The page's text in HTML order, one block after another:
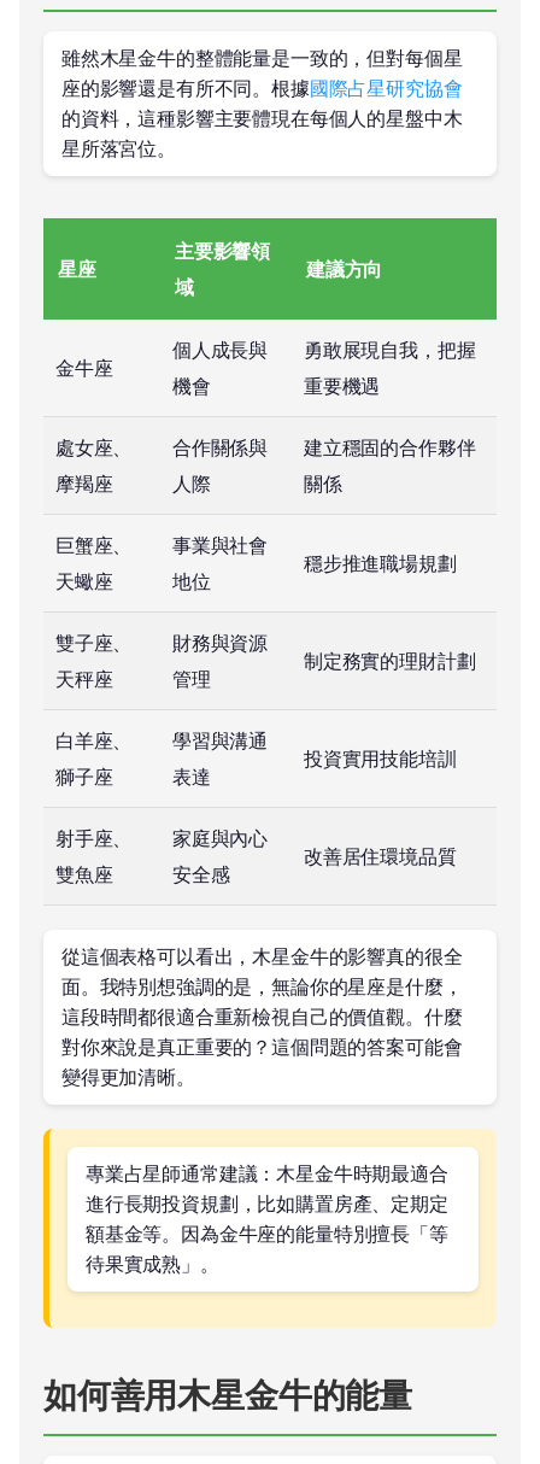
雖然木星金牛的整體能量是一致的，但對每個星
座的影響還是有所不同。根據國際占星研究協會
的資料，這種影響主要體現在每個人的星盤中木
星所落宮位。
星座
主要影響領
域
建議方向
金牛座
個人成長與
機會
勇敢展現自我，把握
重要機遇
處女座、
摩羯座
合作關係與
人際
建立穩固的合作夥伴
關係
巨蟹座、
天蠍座
事業與社會
地位
穩步推進職場規劃
雙子座、
天秤座
財務與資源
管理
制定務實的理財計劃
白羊座、
獅子座
學習與溝通
表達
投資實用技能培訓
射手座、
雙魚座
家庭與內心
安全感
改善居住環境品質
從這個表格可以看出，木星金牛的影響真的很全
面。我特別想強調的是，無論你的星座是什麼，
這段時間都很適合重新檢視自己的價值觀。什麼
對你來說是真正重要的？這個問題的答案可能會
變得更加清晰。
專業占星師通常建議：木星金牛時期最適合
進行長期投資規劃，比如購置房產、定期定
額基金等。因為金牛座的能量特別擅長「等
待果實成熟」。
如何善用木星金牛的能量